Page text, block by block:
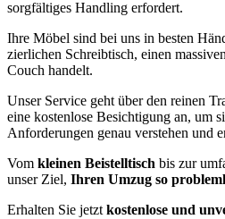
sorgfältiges Handling erfordert.
Ihre Möbel sind bei uns in besten
zierlichen Schreibtisch, einen
Couch handelt.
Unser Service geht über den reinen
eine kostenlose Besichtigung an, um
Anforderungen genau verstehen und
Vom kleinen Beistelltisch bis zur
unser Ziel, Ihren Umzug so
Erhalten Sie jetzt kostenlose und